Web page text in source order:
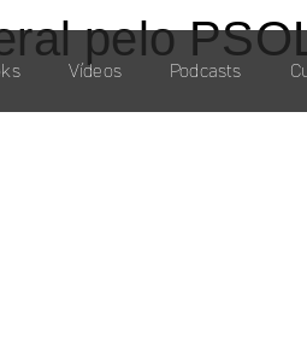
Vídeos Podcasts
pelo